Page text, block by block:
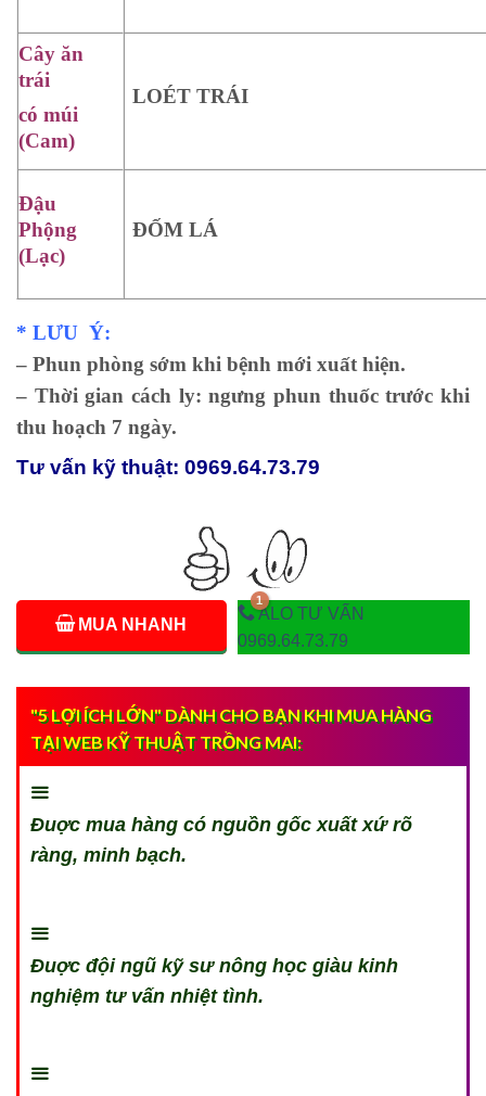
Cây ăn
trái
có múi
(Cam)
LOÉT TRÁI
Đậu
Phộng
(Lạc)
ĐỐM LÁ
* LƯU Ý:
– Phun phòng sớm khi bệnh mới xuất hiện.
– Thời gian cách ly: ngưng phun thuốc trước khi
thu hoạch 7 ngày.
Tư vấn kỹ thuật: 0969.64.73.79
MUA NHANH
ALO TƯ VẤN
0969.64.73.79
"5 LỢI ÍCH LỚN" DÀNH CHO BẠN KHI MUA HÀNG
TẠI WEB KỸ THUẬT TRỒNG MAI:
Đuợc mua hàng có nguồn gốc xuất xứ rõ
ràng, minh bạch.
Đuợc đội ngũ kỹ sư nông học giàu kinh
nghiệm tư vấn nhiệt tình.